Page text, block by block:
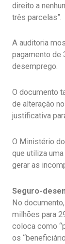
direito a
três parcelas”.
A auditoria
pagamento de
desemprego.
O documento
de alteração
justificativa
O Ministério
que utiliza
gerar as
Seguro-
No
milhões para
coloca como
os